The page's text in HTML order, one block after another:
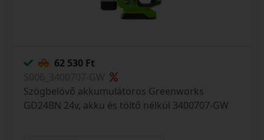
62 530 Ft
Szögbelövő akkumulátoros Greenworks
GD24BN 24v, akku és töltő nélkül 3400707-GW